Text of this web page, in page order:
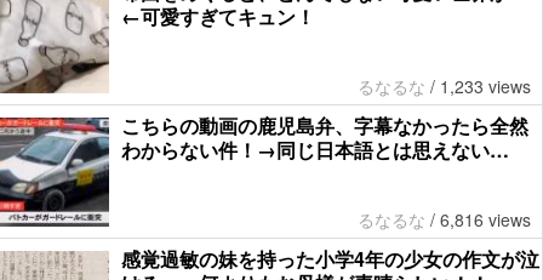
←可愛すぎてキュン！
るなるな / 1,233 views
こちらの動画の鹿児島弁、字幕なかったら全然
わからない件！→同じ日本語とは思えない…
るなるな / 6,816 views
感覚過敏の妹を持った小学4年の少女の作文が泣